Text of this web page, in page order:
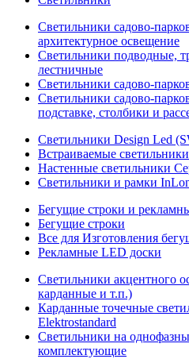
Светильники садово-
архитектурное освещение
Светильники подводные,
лестничные
Светильники садово-
Светильники садово-
подставке, столбики и
Светильники Design Led
Встраиваемые
Настенные светильники
Светильники и рамки
Бегущие строки и
Бегущие строки
Все для Изготовления
Рекламные LED доски
Светильники акцентного
карданные и т.п.)
Карданные точечные
Elektrostandard
Светильники на
комплектующие